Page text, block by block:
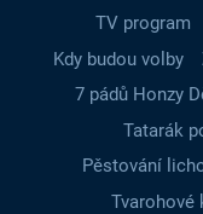
TV program
Kdy budou volby
7 pádů Honzy
Tatarák
Pěstování
Tvarohové